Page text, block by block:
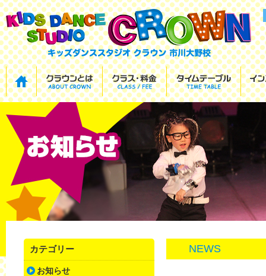
NEWS
カテゴリー
お知らせ